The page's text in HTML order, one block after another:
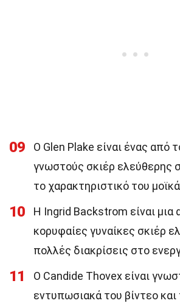
09
Ο Glen Plake είναι ένας από
γνωστούς σκιέρ ελεύθερης
το χαρακτηριστικό του
10
Η Ingrid Backstrom είναι μια
κορυφαίες γυναίκες σκιέρ
πολλές διακρίσεις στο
11
Ο Candide Thovex είναι
εντυπωσιακά του βίντεο και